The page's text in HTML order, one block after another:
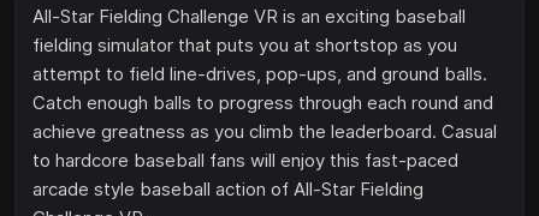
All-Star Fielding Challenge VR is an exciting baseball
fielding simulator that puts you at shortstop as you
attempt to field line-drives, pop-ups, and ground balls.
Catch enough balls to progress through each round and
achieve greatness as you climb the leaderboard. Casual
to hardcore baseball fans will enjoy this fast-paced
arcade style baseball action of All-Star Fielding